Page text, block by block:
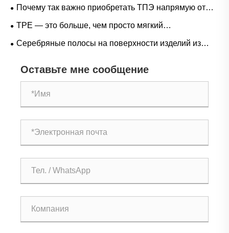
барьерную эффективность и эластичное
высококачественных медицинских и защитных
пленок?
Почему так важно приобретать ТПЭ напрямую от
оригинального производителя? Преимущество
себе игнорировать
TPE — это больше, чем просто мягкий
низкотемпературный материал: области применения,
Серебряные полосы на поверхности изделий из
Оставьте мне сообщение